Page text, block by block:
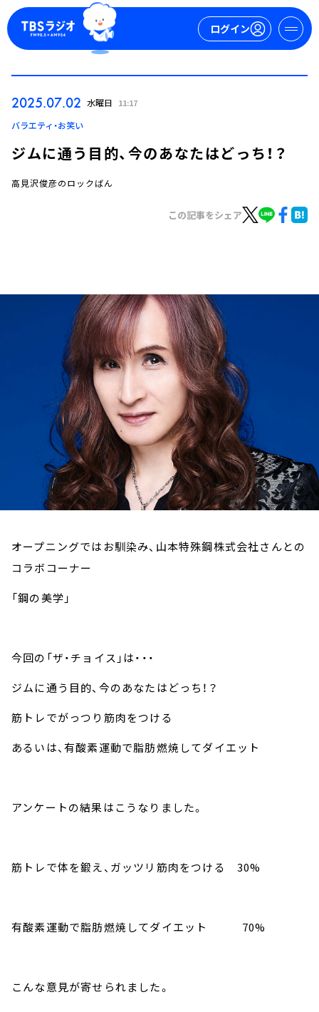
ログイン
ログイン
トピックス
TBS Podcast
お知らせ
イベント・グッズ
YouTube
会社情報
2025.07.02 水曜日 11:17
バラエティ・お笑い
ジムに通う目的、今のあなたはどっち！？
高見沢俊彦のロックばん
この記事をシェア
オープニングではお馴染み、山本特殊鋼株式会社さんとの
コラボコーナー
「鋼の美学」
今回の「ザ・チョイス」は・・・
ジムに通う目的、今のあなたはどっち！？
筋トレでがっつり筋肉をつける
あるいは、有酸素運動で脂肪燃焼してダイエット
アンケートの結果はこうなりました。
筋トレで体を鍛え、ガッツリ筋肉をつける 30%
有酸素運動で脂肪燃焼してダイエット 70%
こんな意見が寄せられました。